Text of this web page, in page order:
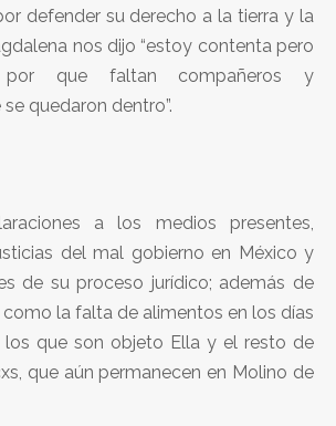
defender su derecho a la tierra y la
nos dijo “estoy contenta pero
que faltan compañeros y
quedaron dentro”.
a los medios presentes,
del mal gobierno en México y
de su proceso jurídico; además de
la falta de alimentos en los días
los que son objeto Ella y el resto de
que aún permanecen en Molino de